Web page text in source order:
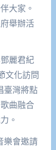
大家。
舉辦活
麗君紀
文化訪問
臺灣將點
曲融合
。
樂會邀請